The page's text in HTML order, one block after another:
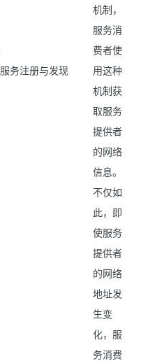
服务注册与发现
机制，
服务消
费者使
用这种
机制获
取服务
提供者
的网络
信息。
不仅如
此，即
使服务
提供者
的网络
地址发
生变
化，服
务消费